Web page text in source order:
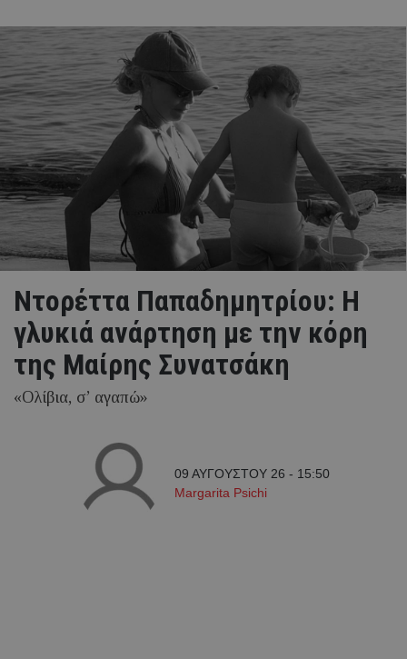
Ντορέττα Παπαδημητρίου: Η
γλυκιά ανάρτηση με την κόρη
της Μαίρης Συνατσάκη
«Ολίβια, σ’ αγαπώ»
09 ΑΥΓΟΥΣΤΟΥ 26 - 15:50
Margarita Psichi